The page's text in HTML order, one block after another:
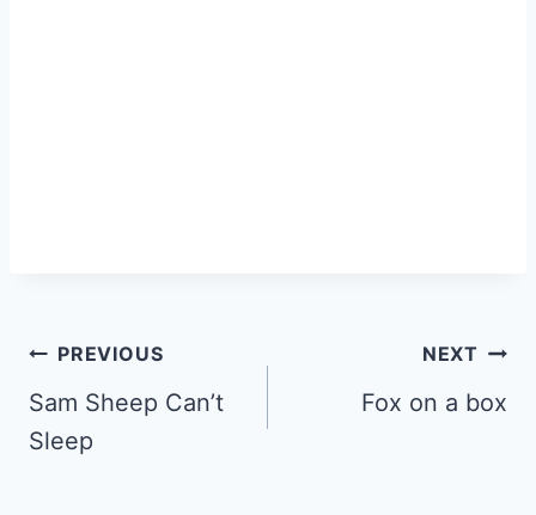
PREVIOUS
Sam Sheep Can’t
Sleep
NEXT
Fox on a box